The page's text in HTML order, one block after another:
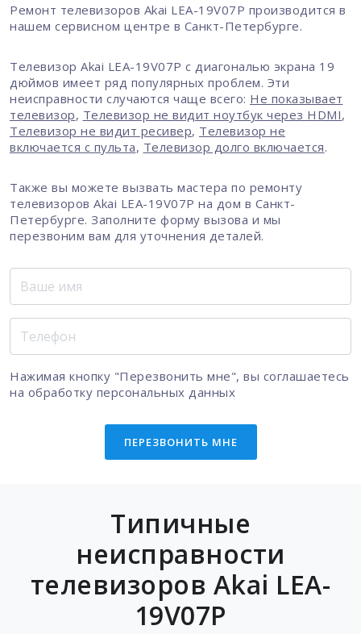
Ремонт телевизоров Akai LEA-19V07P производится в
нашем сервисном центре в Санкт-Петербурге.
Телевизор Akai LEA-19V07P с диагональю экрана 19
дюймов имеет ряд популярных проблем. Эти
неисправности случаются чаще всего: Не показывает
телевизор, Телевизор не видит ноутбук через HDMI,
Телевизор не видит ресивер, Телевизор не
включается с пульта, Телевизор долго включается.
Также вы можете вызвать мастера по ремонту
телевизоров Akai LEA-19V07P на дом в Санкт-
Петербурге. Заполните форму вызова и мы
перезвоним вам для уточнения деталей.
Нажимая кнопку "Перезвонить мне", вы соглашаетесь
на обработку персональных данных
ПЕРЕЗВОНИТЬ МНЕ
Типичные
неисправности
телевизоров Akai LEA-
19V07P